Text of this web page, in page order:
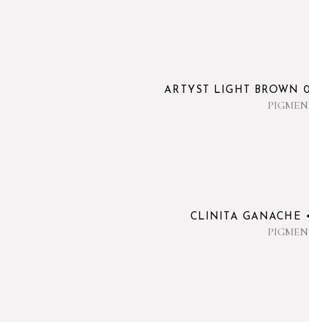
ARTYST LIGHT BROWN
CLINITA GANACHE